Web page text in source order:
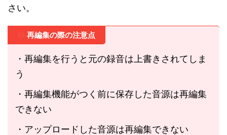
さい。
再編集の際の注意点
・再編集を行うと元の録音は上書きされてしま
う
・再編集機能がつく前に保存した音源は再編集
できない
・アップロードした音源は再編集できない